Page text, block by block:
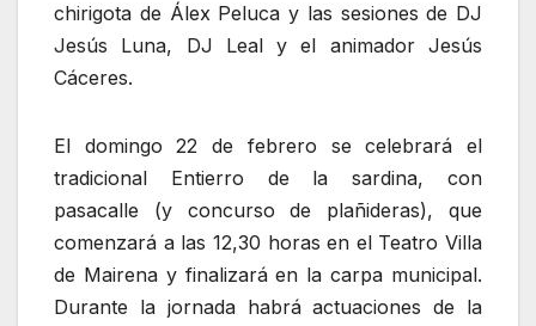
chirigota de Álex Peluca y las sesiones de DJ
Jesús Luna, DJ Leal y el animador Jesús
Cáceres.
El domingo 22 de febrero se celebrará el
tradicional Entierro de la sardina, con
pasacalle (y concurso de plañideras), que
comenzará a las 12,30 horas en el Teatro Villa
de Mairena y finalizará en la carpa municipal.
Durante la jornada habrá actuaciones de la